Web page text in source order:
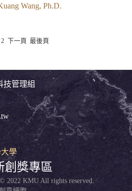
Wang, Ph.D.
2 下一頁 最後頁
技管理組
學
創獎專區
2022 KMU All rights reserved.